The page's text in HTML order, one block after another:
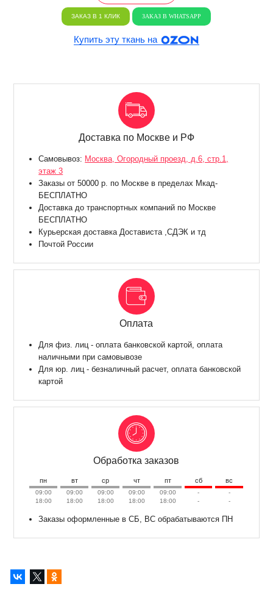
ЗАКАЗ В 1 КЛИК ЗАКАЗ В WHATSAPP
Купить эту ткань на
Доставка по Москве и РФ
Самовывоз: Москва, Огородный проезд, д.6, стр.1,
этаж 3
Заказы от 50000 р. по Москве в пределах Мкад-
БЕСПЛАТНО
Доставка до транспортных компаний по Москве
БЕСПЛАТНО
Курьерская доставка Достависта ,СДЭК и тд
Почтой России
Оплата
Для физ. лиц - оплата банковской картой, оплата
наличными при самовывозе
Для юр. лиц - безналичный расчет, оплата банковской
картой
Обработка заказов
пн вт ср чт пт сб вс
09:00
18:00
09:00
18:00
09:00
18:00
09:00
18:00
09:00
18:00
-
-
-
-
Заказы оформленные в СБ, ВС обрабатываются ПН